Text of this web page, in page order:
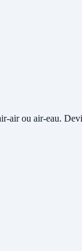
air ou air-eau.